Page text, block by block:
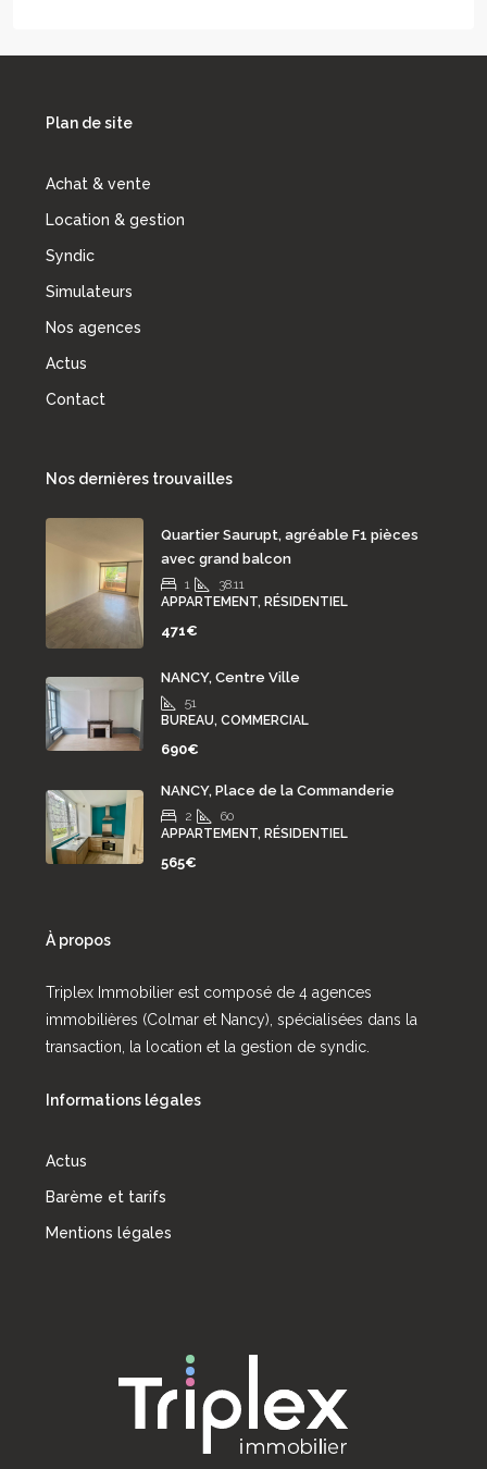
Plan de site
Achat & vente
Location & gestion
Syndic
Simulateurs
Nos agences
Actus
Contact
Nos dernières trouvailles
Quartier Saurupt, agréable F1 pièces
avec grand balcon
1
38.11
APPARTEMENT, RÉSIDENTIEL
471€
NANCY, Centre Ville
51
BUREAU, COMMERCIAL
690€
NANCY, Place de la Commanderie
2
60
APPARTEMENT, RÉSIDENTIEL
565€
À propos
Triplex Immobilier est composé de 4 agences
immobilières (Colmar et Nancy), spécialisées dans la
transaction, la location et la gestion de syndic.
Informations légales
Actus
Barème et tarifs
Mentions légales